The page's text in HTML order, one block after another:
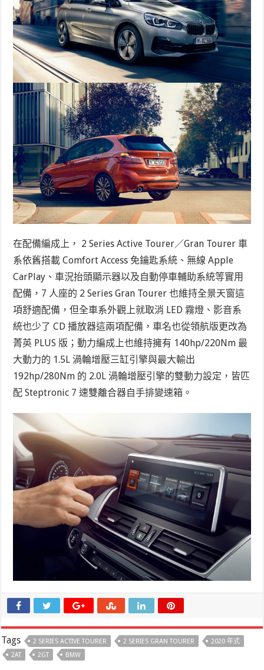
在配備編成上， 2 Series Active Tourer／Gran Tourer 車
系依舊搭載 Comfort Access 免鑰匙系統、無線 Apple
CarPlay、車況抬頭顯示器以及自動停車輔助系統等實用
配備，7 人座的 2 Series Gran Tourer 也維持全景天窗這
項舒適配備，但全車系外觀上就取消 LED 霧燈、影音系
統也少了 CD 播放器這兩項配備，車名也從領航版更改為
菁英 PLUS 版；動力編成上也維持擁有 140hp/220Nm 最
大動力的 1.5L 渦輪增壓三缸引擎與最大輸出
192hp/280Nm 的 2.0L 渦輪增壓引擎的雙動力設定，皆匹
配 Steptronic 7 速雙離合器自手排變速箱。
Tags 2 SERIES ACTIVE TOURER 2 SERIES GRAN TOURER
2020 年式
2AT
2GT BMW